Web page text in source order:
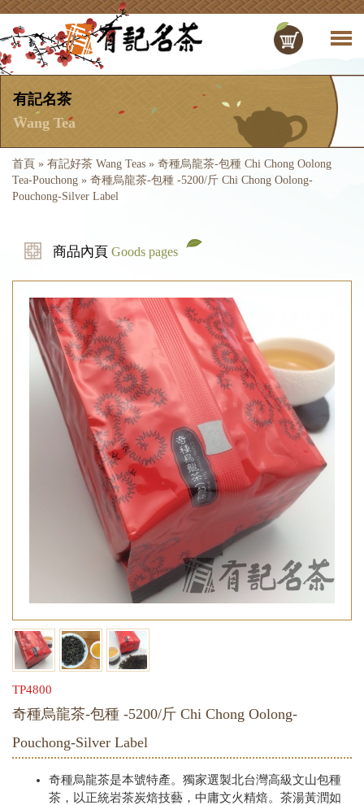
有記名茶
Wang Tea
首頁 » 有記好茶 Wang Teas » 奇種烏龍茶-包種 Chi Chong Oolong
Tea-Pouchong » 奇種烏龍茶-包種 -5200/斤 Chi Chong Oolong-
Pouchong-Silver Label
商品內頁 Goods pages
TP4800
奇種烏龍茶-包種 -5200/斤 Chi Chong Oolong-
Pouchong-Silver Label
奇種烏龍茶是本號特產。獨家選製北台灣高級文山包種
茶，以正統岩茶炭焙技藝，中庸文火精焙。茶湯黃潤如